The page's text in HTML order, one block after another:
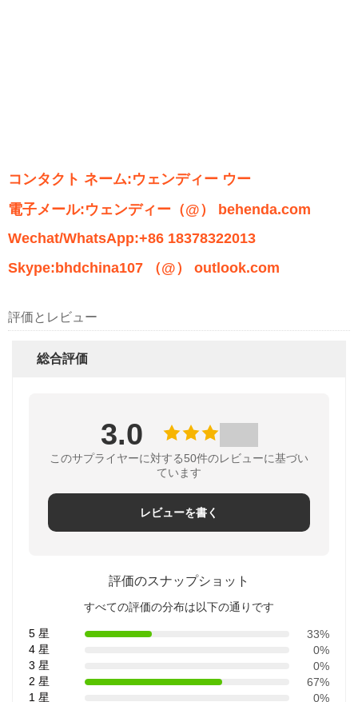
コンタクト ネーム:ウェンディー ウー
電子メール:ウェンディー（@） behenda.com
Wechat/WhatsApp:+86 18378322013
Skype:bhdchina107 （@） outlook.com
評価とレビュー
総合評価
3.0
このサプライヤーに対する50件のレビューに基づい
ています
レビューを書く
評価のスナップショット
すべての評価の分布は以下の通りです
5 星
33%
4 星
0%
3 星
0%
2 星
67%
1 星
0%